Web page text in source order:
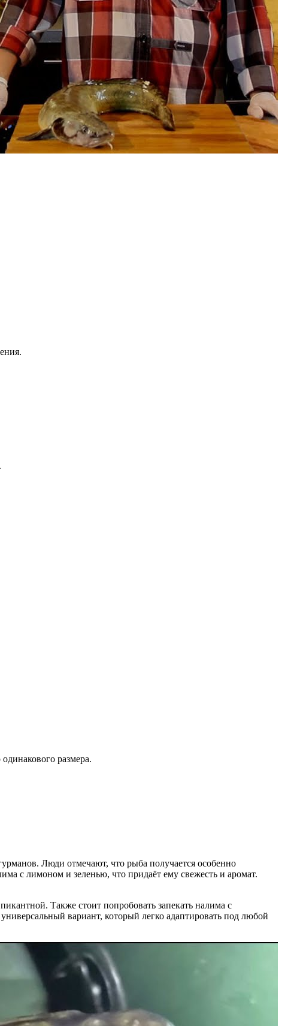
размера.
Люди отмечают, что рыба получается особенно
с лимоном и зеленью, что придаёт ему свежесть и аромат.
Также стоит попробовать запекать налима с
вариант, который легко адаптировать под любой